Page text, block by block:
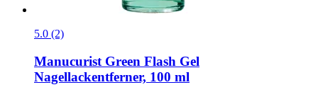
5.0 (2)
Manucurist Green Flash Gel
Nagellackentferner, 100 ml